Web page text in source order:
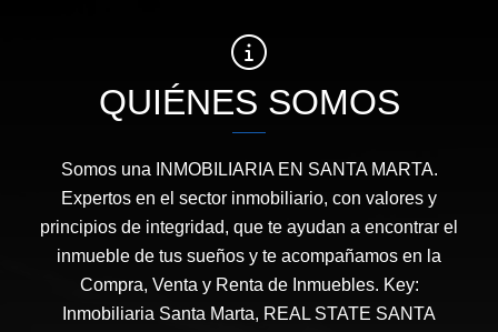
QUIÉNES SOMOS
Somos una INMOBILIARIA EN SANTA MARTA.
Expertos en el sector inmobiliario, con valores y
principios de integridad, que te ayudan a encontrar el
inmueble de tus sueños y te acompañamos en la
Compra, Venta y Renta de Inmuebles. Key:
Inmobiliaria Santa Marta, REAL STATE SANTA